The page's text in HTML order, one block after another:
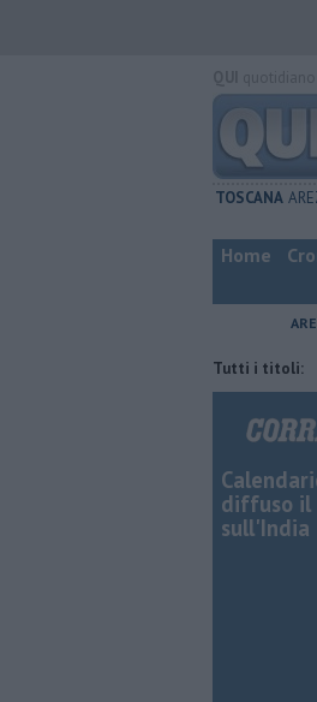
TOSCANA
Home
Tutti i titoli:
Nascosta in un bar per sfuggire
diffuso il
sull'India